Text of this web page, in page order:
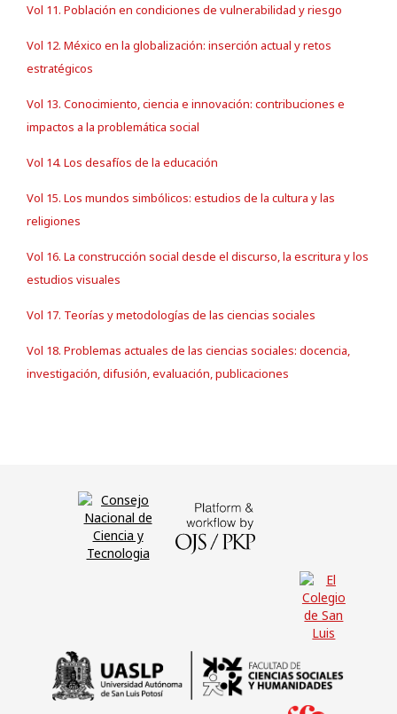
Vol 11. Población en condiciones de vulnerabilidad y riesgo
Vol 12. México en la globalización: inserción actual y retos
estratégicos
Vol 13. Conocimiento, ciencia e innovación: contribuciones e
impactos a la problemática social
Vol 14. Los desafíos de la educación
Vol 15. Los mundos simbólicos: estudios de la cultura y las
religiones
Vol 16. La construcción social desde el discurso, la escritura y los
estudios visuales
Vol 17. Teorías y metodologías de las ciencias sociales
Vol 18. Problemas actuales de las ciencias sociales: docencia,
investigación, difusión, evaluación, publicaciones